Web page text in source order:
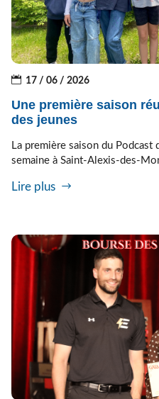
17 / 06 / 2026
Une première saison
des jeunes
La première saison du Podcast
semaine à Saint-Alexis-des-
Lire plus